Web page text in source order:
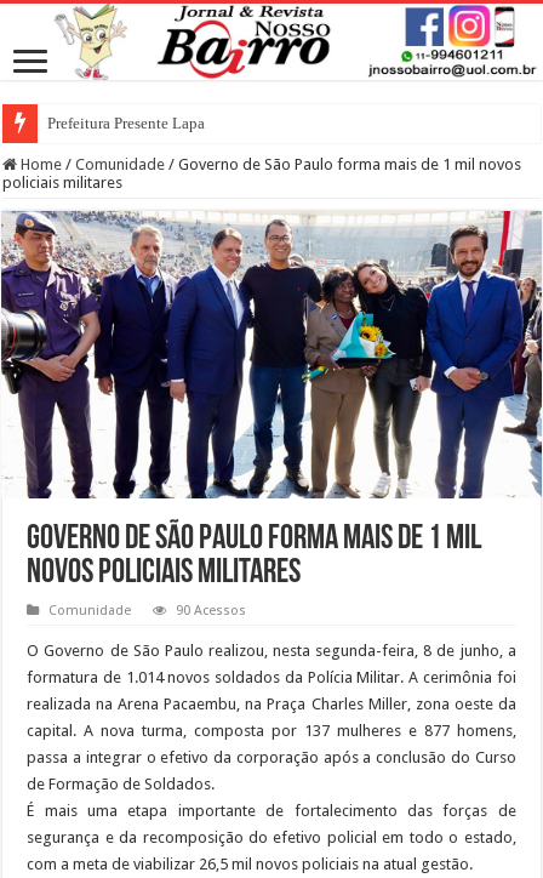
Prefeitura Presente Lapa
Home / Comunidade / Governo de São Paulo forma mais de 1 mil novos
policiais militares
Governo de São Paulo forma mais de 1 mil
novos policiais militares
Comunidade 90 Acessos
O Governo de São Paulo realizou, nesta segunda-feira, 8 de junho, a
formatura de 1.014 novos soldados da Polícia Militar. A cerimônia foi
realizada na Arena Pacaembu, na Praça Charles Miller, zona oeste da
capital. A nova turma, composta por 137 mulheres e 877 homens,
passa a integrar o efetivo da corporação após a conclusão do Curso
de Formação de Soldados.
É mais uma etapa importante de fortalecimento das forças de
segurança e da recomposição do efetivo policial em todo o estado,
com a meta de viabilizar 26,5 mil novos policiais na atual gestão.